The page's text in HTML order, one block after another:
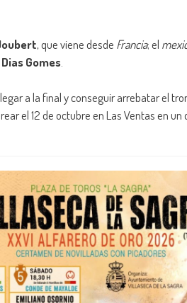
, que viene desde Francia; el
Gomes
a la final y conseguir arrebatar el
el 12 de octubre en Las Ventas en